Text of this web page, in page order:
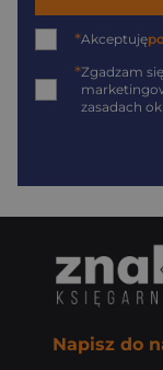
*Akceptuję
*Zgadzam
zasadach
Napisz do